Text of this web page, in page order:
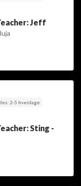
Jeff
2-5 hverdage
Sting -